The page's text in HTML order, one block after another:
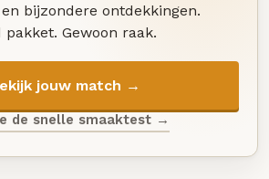
bijzondere ontdekkingen.
pakket. Gewoon raak.
jouw match →
de snelle smaaktest →